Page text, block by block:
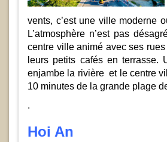
vents, c’est une ville moderne
L’atmosphère n’est pas
centre ville animé avec ses
leurs petits cafés en terrasse.
enjambe la rivière et le centre
10 minutes de la grande plage
.
Hoi An